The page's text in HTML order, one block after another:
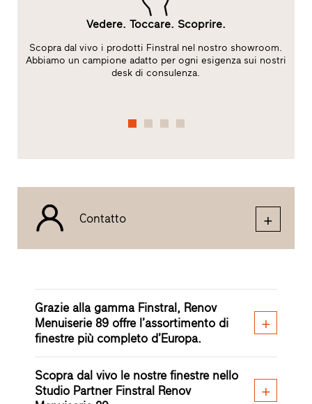
Vedere. Toccare. Scoprire.
Scopra dal vivo i prodotti Finstral nel nostro showroom.
Abbiamo un campione adatto per ogni esigenza sui nostri
desk di consulenza.
Contatto
Grazie alla gamma Finstral, Renov
Menuiserie 89 offre l’assortimento di
finestre più completo d’Europa.
Scopra dal vivo le nostre finestre nello
Studio Partner Finstral Renov